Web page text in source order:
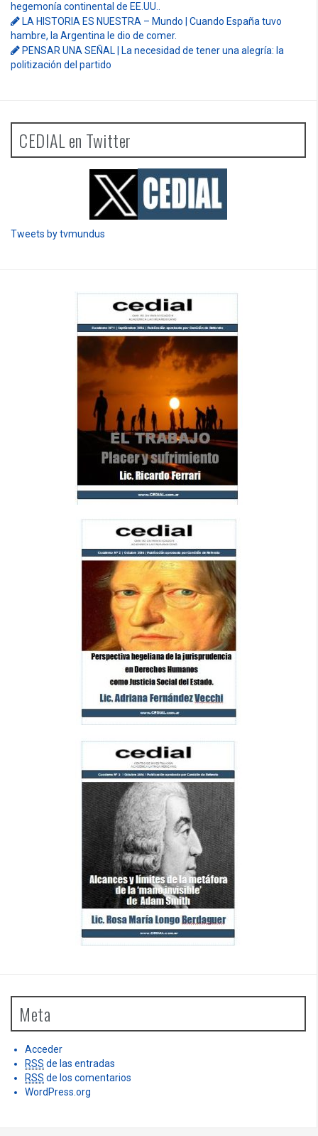
hegemonía continental de EE.UU..
LA HISTORIA ES NUESTRA – Mundo | Cuando España tuvo
hambre, la Argentina le dio de comer.
PENSAR UNA SEÑAL | La necesidad de tener una alegría: la
politización del partido
CEDIAL en Twitter
Tweets by tvmundus
Meta
Acceder
RSS de las entradas
RSS de los comentarios
WordPress.org